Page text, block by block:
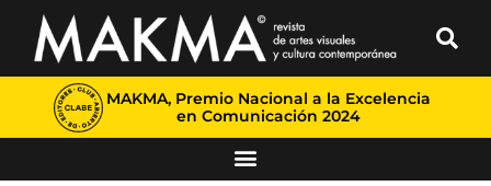
MAKMA, Premio Nacional a la Excelencia
en Comunicación 2024